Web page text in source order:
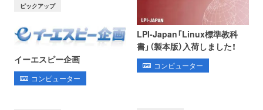
LPI-Japan「Linux標準教科
書」（製本版）入荷しました！
コンピューター
ピックアップ
イーエスピー企画
コンピューター